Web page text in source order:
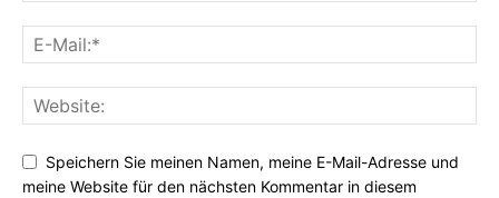
Speichern Sie meinen Namen, meine E-Mail-Adresse und
meine Website für den nächsten Kommentar in diesem